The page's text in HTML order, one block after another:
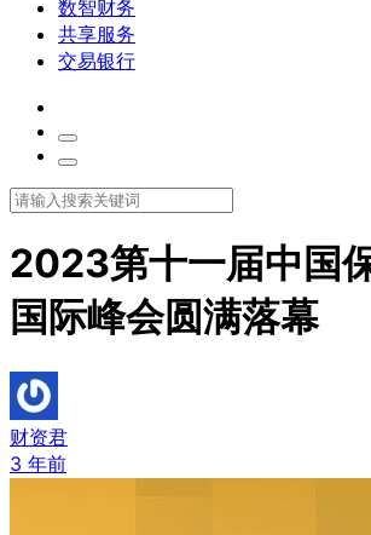
数智财务
共享服务
交易银行
2023第十一届中国
国际峰会圆满落幕
财资君
3 年前